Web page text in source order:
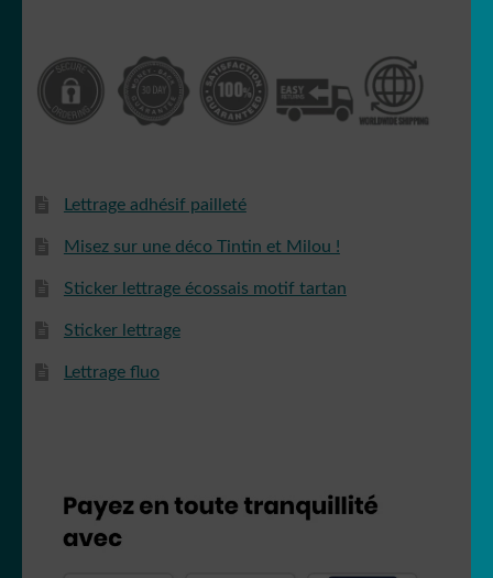
Lettrage adhésif pailleté
Misez sur une déco Tintin et Milou !
Sticker lettrage écossais motif tartan
Sticker lettrage
Lettrage fluo